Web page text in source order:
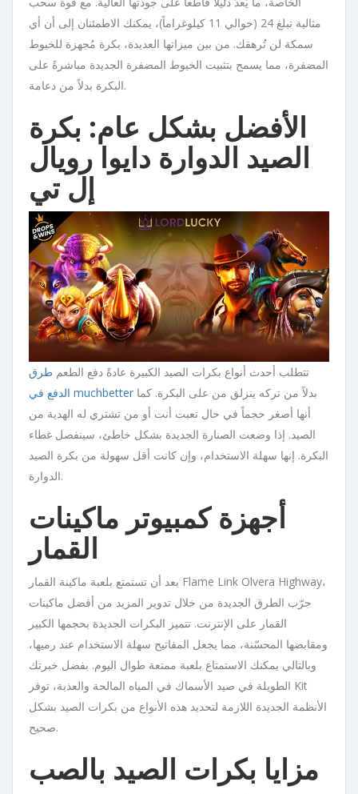
مثالية تبلغ 24 (حوالي 11 كيلوغراماً)، يمكنك الاطمئنان إلى أن أي
سمكة لن تُرهقك. من بين ميزاتها العديدة، بكرة مُجهزة للخيوط
المضفرة، مما يسمح بتثبيت الخيوط المضفرة الجديدة مباشرةً على
البكرة بدلاً من دعامة.
الأفضل بشكل عام: بكرة
الصيد الدوارة دايوا رويال
إل تي
تتطلب أحدث أنواع بكرات الصيد الكبيرة عادةً دفع الطعم طرق
الدفع في muchbetter
أنها أصغر حجماً في حال تعبت أنت أو من تشتري له الهدية من
الصيد. إذا وضعت الصنارة الجديدة بشكل خاطئ، سينفصل غطاء
البكرة. إنها سهلة الاستخدام، وإن كانت أقل سهولة من بكرة الصيد
الدوارة.
أجهزة كمبيوتر ماكينات
القمار
بعد أن تستمتع بلعبة ماكينة القمار Flame Link Olvera Highway،
جرّب الطرق الجديدة من خلال تدوير المزيد من أفضل ماكينات
القمار على الإنترنت. تتميز البكرات الجديدة بحجمها الكبير
ومقابضها المحسّنة، مما يجعل المفاتيح سهلة الاستخدام عند رميها،
وبالتالي يمكنك الاستمتاع بلعبة ممتعة طوال اليوم. بفضل خبرتك
الطويلة في صيد الأسماك في المياه المالحة والعذبة، توفر Kit
الأنظمة الجديدة اللازمة لتحديد هذه الأنواع من بكرات الصيد بشكل
صحيح.
مزايا بكرات الصيد بالصب